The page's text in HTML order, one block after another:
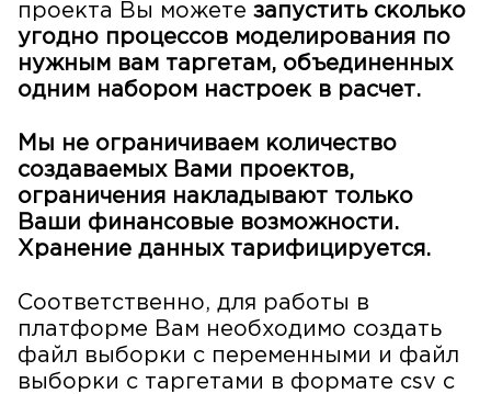
проекта Вы можетезапустить сколько
угодно процессов моделирования по
нужным вам таргетам, объединенных
одним набором настроек в расчет.
Мы не ограничиваем количество
создаваемых Вами проектов,
ограничения накладывают только
Ваши финансовые возможности.
Хранение данных тарифицируется.
Соответственно, для работы в
платформе Вам необходимо создать
файл выборки с переменными и файл
выборки с таргетами в формате csv с